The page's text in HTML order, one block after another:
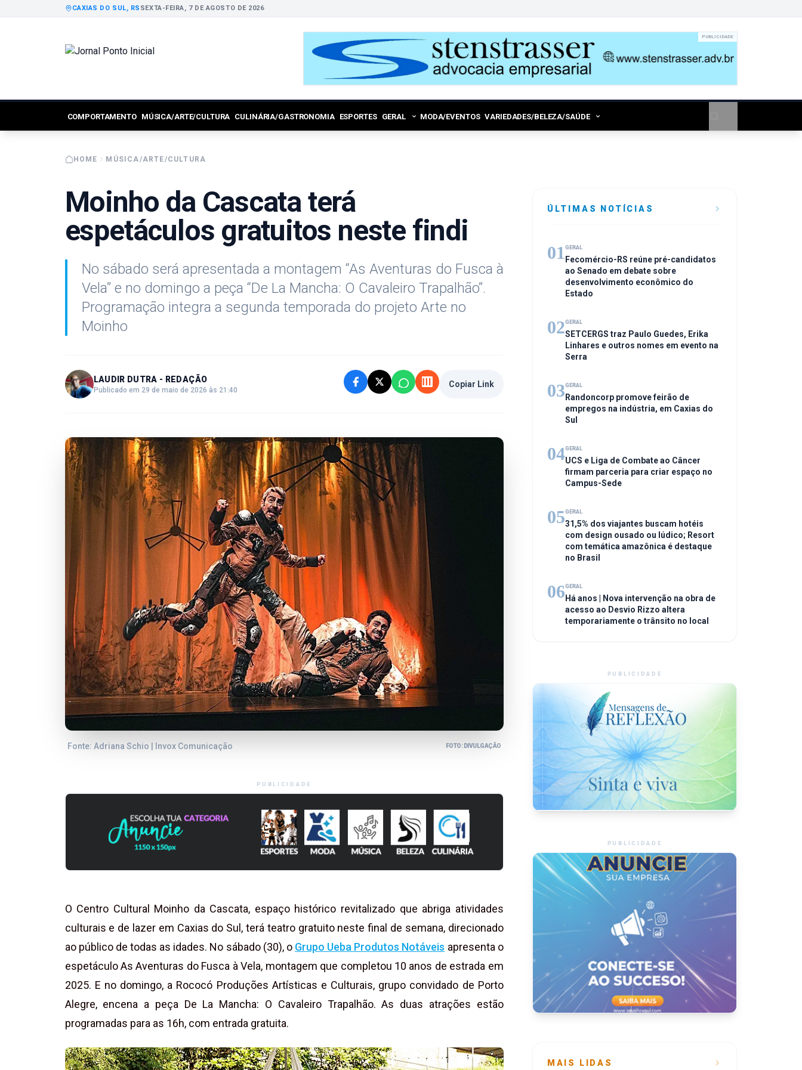
CAXIAS DO SUL, RS SEXTA-FEIRA, 7 DE AGOSTO DE 2026
PUBLICIDADE
COMPORTAMENTO MÚSICA/ARTE/CULTURA CULINÁRIA/GASTRONOMIA ESPORTES GERAL MODA/EVENTOS VARIEDADES/BELEZA/SAÚDE
HOME MÚSICA/ARTE/CULTURA
Moinho da Cascata terá
espetáculos gratuitos neste findi
No sábado será apresentada a montagem “As Aventuras do Fusca à
Vela” e no domingo a peça “De La Mancha: O Cavaleiro Trapalhão”.
Programação integra a segunda temporada do projeto Arte no
Moinho
LAUDIR DUTRA - REDAÇÃO
Publicado em 29 de maio de 2026 às 21:40
Copiar Link
Fonte: Adriana Schio | Invox Comunicação FOTO: DIVULGAÇÃO
PUBLICIDADE
O Centro Cultural Moinho da Cascata, espaço histórico revitalizado que abriga atividades
culturais e de lazer em Caxias do Sul, terá teatro gratuito neste final de semana, direcionado
ao público de todas as idades. No sábado (30), o Grupo Ueba Produtos Notáveis apresenta o
espetáculo As Aventuras do Fusca à Vela, montagem que completou 10 anos de estrada em
2025. E no domingo, a Rococó Produções Artísticas e Culturais, grupo convidado de Porto
Alegre, encena a peça De La Mancha: O Cavaleiro Trapalhão. As duas atrações estão
programadas para as 16h, com entrada gratuita.
ÚLTIMAS NOTÍCIAS
01 GERAL
Fecomércio-RS reúne pré-candidatos
ao Senado em debate sobre
desenvolvimento econômico do
Estado
02GERAL
SETCERGS traz Paulo Guedes, Erika
Linhares e outros nomes em evento na
Serra
03GERAL
Randoncorp promove feirão de
empregos na indústria, em Caxias do
Sul
04GERAL
UCS e Liga de Combate ao Câncer
firmam parceria para criar espaço no
Campus-Sede
05GERAL
31,5% dos viajantes buscam hotéis
com design ousado ou lúdico; Resort
com temática amazônica é destaque
no Brasil
06GERAL
Há anos | Nova intervenção na obra de
acesso ao Desvio Rizzo altera
temporariamente o trânsito no local
PUBLICIDADE
PUBLICIDADE
MAIS LIDAS